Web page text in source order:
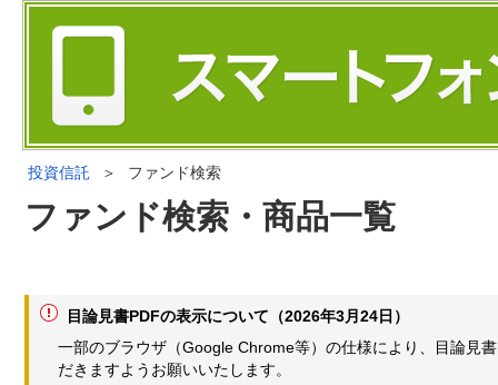
投資信託 ＞ ファンド検索
ファンド検索・商品一覧
目論見書PDFの表示について（2026年3月24日）
一部のブラウザ（Google Chrome等）の仕様により、目論見
だきますようお願いいたします。